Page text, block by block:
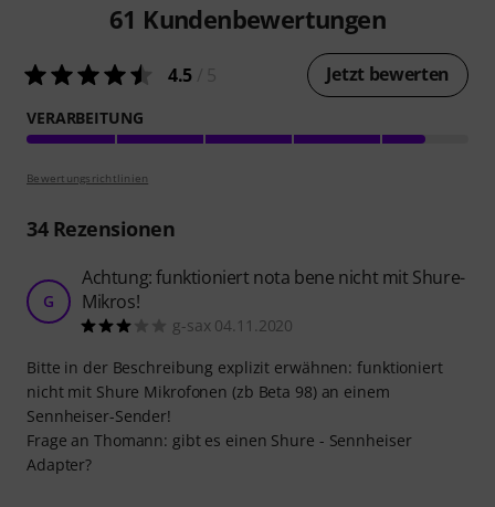
61 Kundenbewertungen
4.5 Jetzt bewerten
VERARBEITUNG
Bewertungsrichtlinien
34Rezensionen
G
Achtung: funktioniert nota bene nicht mit Shure-
Mikros!
g-sax 04.11.2020
Bitte in der Beschreibung explizit erwähnen: funktioniert
nicht mit Shure Mikrofonen (zb Beta 98) an einem
Sennheiser-Sender!
Frage an Thomann: gibt es einen Shure - Sennheiser
Adapter?